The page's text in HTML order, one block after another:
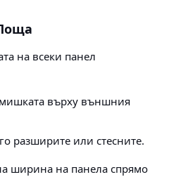
на всеки панел
мишката върху външния
разширите или стесните.
ширина на панела спрямо